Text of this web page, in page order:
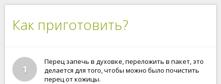
Как приготовить?
1
Перец запечь в духовке, переложить в пакет, это
делается для того, чтобы можно было почистить
перец от кожицы.